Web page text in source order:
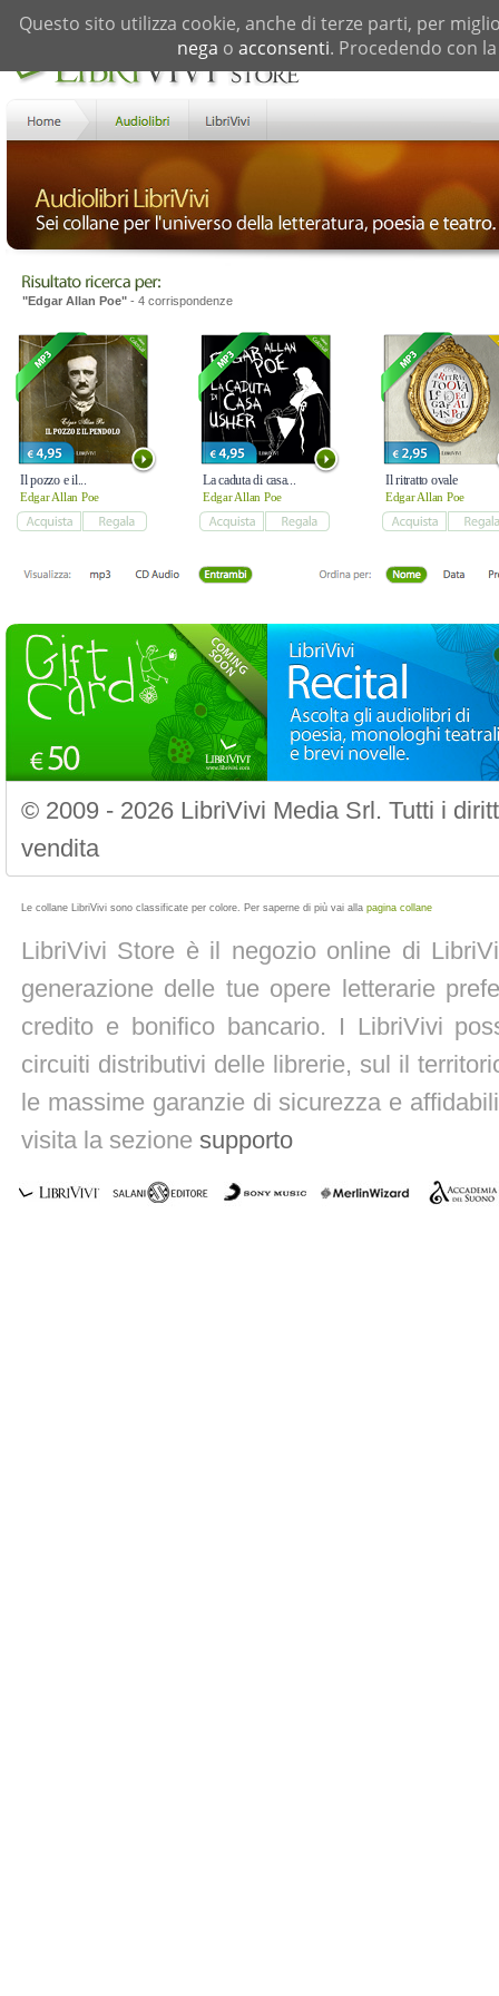
"Edgar Allan Poe" - 4 corrispondenze
Il pozzo e il...
Edgar Allan Poe
La caduta di casa...
Edgar Allan Poe
Il ritratto ovale
Edgar Allan Poe
© 2009 - 2026 LibriVivi Media Srl. Tutti i
vendita
Le collane LibriVivi sono classificate per colore. Per saperne di più vai alla pagina collane
LibriVivi Store è il negozio online di
generazione delle tue opere letterarie
credito e bonifico bancario. I LibriVivi
circuiti distributivi delle librerie, sul il
le massime garanzie di sicurezza e
visita la sezione supporto
Questo sito utilizza cookie, anche di terze parti, per
nega o acconsenti. Procedendo con